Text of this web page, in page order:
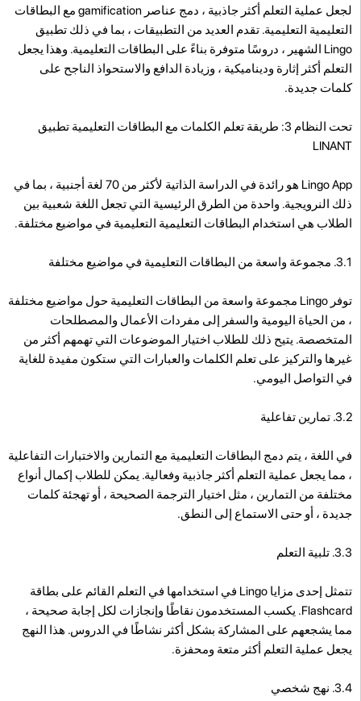
لجعل عملية التعلم أكثر جاذبية ، دمج عناصر gamification مع البطاقات
التعليمية التعليمية. تقدم العديد من التطبيقات ، بما في ذلك تطبيق
Lingo الشهير ، دروسًا متوفرة بناءً على البطاقات التعليمية. وهذا يجعل
التعلم أكثر إثارة وديناميكية ، وزيادة الدافع والاستحواذ الناجح على
كلمات جديدة.
تحت النظام 3: طريقة تعلم الكلمات مع البطاقات التعليمية تطبيق
LINANT
Lingo App هو رائدة في الدراسة الذاتية لأكثر من 70 لغة أجنبية ، بما في
ذلك النرويجية. واحدة من الطرق الرئيسية التي تجعل اللغة شعبية بين
الطلاب هي استخدام البطاقات التعليمية التعليمية في مواضيع مختلفة.
3.1. مجموعة واسعة من البطاقات التعليمية في مواضيع مختلفة
توفر Lingo مجموعة واسعة من البطاقات التعليمية حول مواضيع مختلفة
، من الحياة اليومية والسفر إلى مفردات الأعمال والمصطلحات
المتخصصة. يتيح ذلك للطلاب اختيار الموضوعات التي تهمهم أكثر من
غيرها والتركيز على تعلم الكلمات والعبارات التي ستكون مفيدة للغاية
في التواصل اليومي.
3.2. تمارين تفاعلية
في اللغة ، يتم دمج البطاقات التعليمية مع التمارين والاختبارات التفاعلية
، مما يجعل عملية التعلم أكثر جاذبية وفعالية. يمكن للطلاب إكمال أنواع
مختلفة من التمارين ، مثل اختيار الترجمة الصحيحة ، أو تهجئة كلمات
جديدة ، أو حتى الاستماع إلى النطق.
3.3. تلبية التعلم
تتمثل إحدى مزايا Lingo في استخدامها في التعلم القائم على بطاقة
Flashcard. يكسب المستخدمون نقاطًا وإنجازات لكل إجابة صحيحة ،
مما يشجعهم على المشاركة بشكل أكثر نشاطًا في الدروس. هذا النهج
يجعل عملية التعلم أكثر متعة ومحفزة.
3.4. نهج شخصي